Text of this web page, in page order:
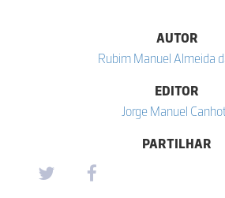
AUTOR
Rubim Manuel Almeida
EDITOR
Jorge Manuel
PARTILHAR